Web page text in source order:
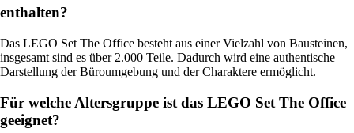
enthalten?
Das LEGO Set The Office besteht aus einer Vielzahl von Bausteinen,
insgesamt sind es über 2.000 Teile. Dadurch wird eine authentische
Darstellung der Büroumgebung und der Charaktere ermöglicht.
Für welche Altersgruppe ist das LEGO Set The Office
geeignet?